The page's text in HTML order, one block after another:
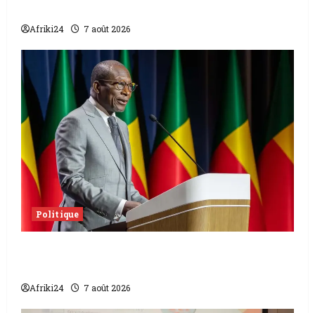
Afriki24 7 août 2026
Politique
Afriki24 7 août 2026